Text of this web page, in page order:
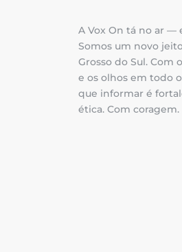
A Vox On tá no ar —
Somos um novo
Grosso do Sul. Com
e os olhos em todo
que informar é
ética. Com coragem.